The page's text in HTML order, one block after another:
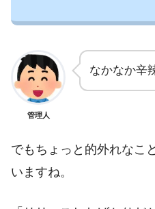
管理人
なかなか辛
でもちょっと的外れなこ
いますね。